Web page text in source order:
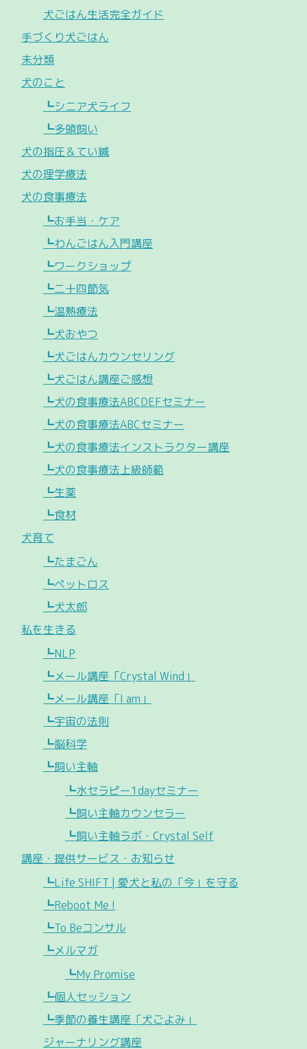
犬ごはん生活完全ガイド
手づくり犬ごはん
未分類
犬のこと
┗シニア犬ライフ
┗多頭飼い
犬の指圧＆てい鍼
犬の理学療法
犬の食事療法
┗お手当・ケア
┗わんごはん入門講座
┗ワークショップ
┗二十四節気
┗温熱療法
┗犬おやつ
┗犬ごはんカウンセリング
┗犬ごはん講座ご感想
┗犬の食事療法ABCDEFセミナー
┗犬の食事療法ABCセミナー
┗犬の食事療法インストラクター講座
┗犬の食事療法上級師範
┗生薬
┗食材
犬育て
┗たまごん
┗ペットロス
┗犬太郎
私を生きる
┗NLP
┗メール講座「Crystal Wind」
┗メール講座「I am」
┗宇宙の法則
┗脳科学
┗飼い主軸
┗水セラピー1dayセミナー
┗飼い主軸カウンセラー
┗飼い主軸ラボ・Crystal Self
講座・提供サービス・お知らせ
┗Life SHIFT | 愛犬と私の「今」を守る
┗Reboot Me !
┗To Beコンサル
┗メルマガ
┗My Promise
┗個人セッション
┗季節の養生講座「犬ごよみ」
ジャーナリング講座